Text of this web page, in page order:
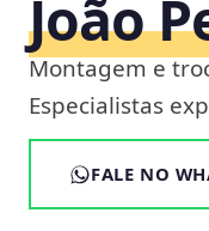
João
Montagem e
Especialistas
FALE NO